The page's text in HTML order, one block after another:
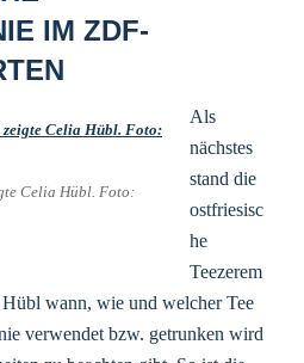
IM ZDF-
Celia Hübl. Foto:
Als
nächstes
stand die
ostfriesisc
he
Teezerem
wann, wie und welcher Tee
verwendet bzw. getrunken wird